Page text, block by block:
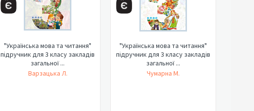
"Українська мова та читання"
підручник для 3 класу закладів
загальної ...
Варзацька Л.
"Українська мова та читання"
підручник для 3 класу закладів
загальної ...
Чумарна М.